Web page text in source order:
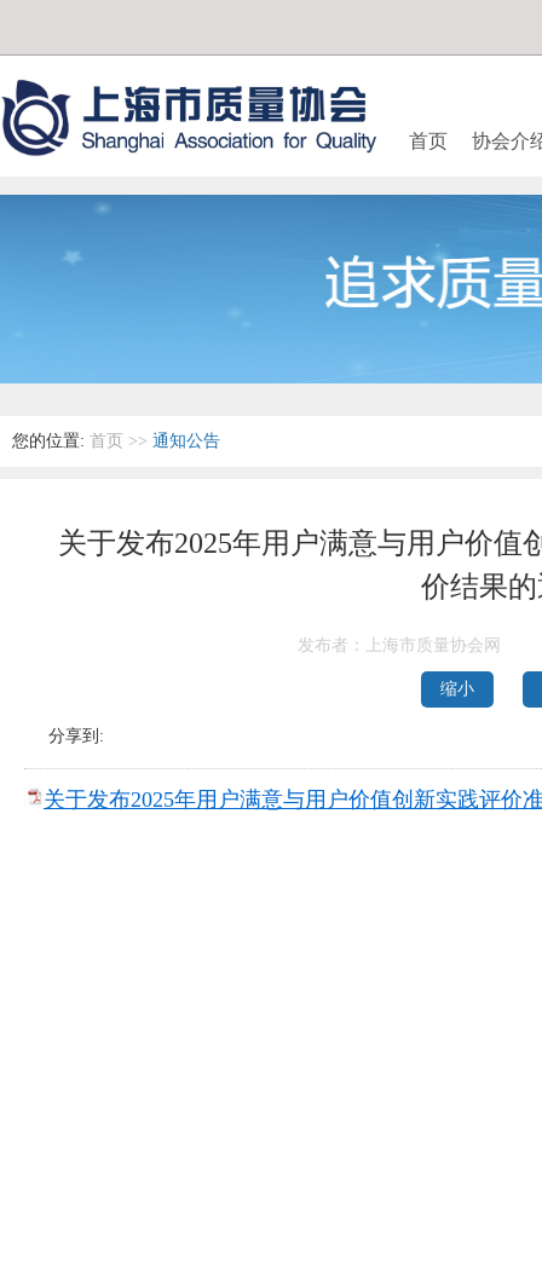
首页 协会介
您的位置: 首页 >> 通知公告
关于发布2025年用户满意与用户价
价结果
发布者：上海市质量协会网
缩小
分享到:
关于发布2025年用户满意与用户价值创新实践评价